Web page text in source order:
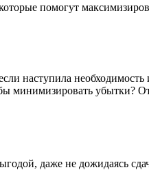
помогут
наступила необходимость
минимизировать убытки?
даже не дожидаясь